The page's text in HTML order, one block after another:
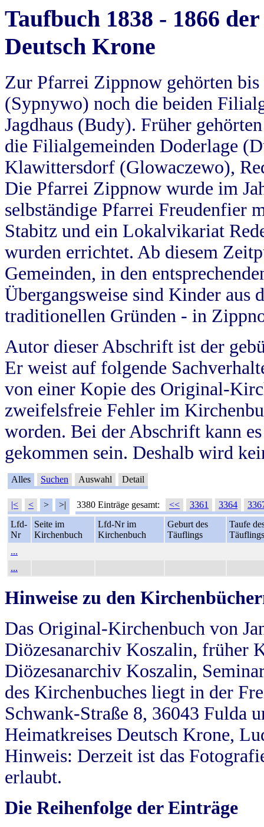
Taufbuch 1838 - 1866
Deutsch Krone
Zur Pfarrei Zippnow gehörten
(Sypnywo) noch die beiden
Jagdhaus (Budy). Früher
die Filialgemeinden Doderlage
Klawittersdorf (Glowaczewo),
Die Pfarrei Zippnow wurde im
selbständige Pfarrei Freudenfier
Stabitz und ein Lokalvikariat
wurden errichtet. Ab diesem
Gemeinden, in den
Übergangsweise sind Kinder aus
traditionellen Gründen - in
Autor dieser Abschrift ist der
Er weist auf folgende
von einer Kopie des Original-
zweifelsfreie Fehler im
worden. Bei der Abschrift kann
gekommen sein. Deshalb wird
Alles Suchen Auswahl Detail
|< < > >| 3380 Einträge gesamt: << 3361 3364
Lfd-
Nr
Seite im
Kirchenbuch
Lfd-Nr im
Kirchenbuch
Geburt des
Täuflings
Taufe
Täuflings
...
...
Hinweise zu den
Das Original-Kirchenbuch von
Diözesanarchiv Koszalin, früher
Diözesanarchiv Koszalin,
des Kirchenbuches liegt in der
Schwank-Straße 8, 36043 Fulda
Heimatkreises Deutsch Krone,
Hinweis: Derzeit ist das
erlaubt.
Die Reihenfolge der Einträge